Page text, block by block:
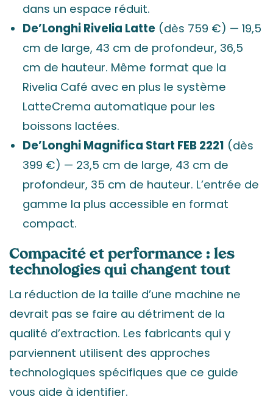
dans un espace réduit.
De’Longhi Rivelia Latte (dès 759 €) — 19,5
cm de large, 43 cm de profondeur, 36,5
cm de hauteur. Même format que la
Rivelia Café avec en plus le système
LatteCrema automatique pour les
boissons lactées.
De’Longhi Magnifica Start FEB 2221 (dès
399 €) — 23,5 cm de large, 43 cm de
profondeur, 35 cm de hauteur. L’entrée de
gamme la plus accessible en format
compact.
Compacité et performance : les
technologies qui changent tout
La réduction de la taille d’une machine ne
devrait pas se faire au détriment de la
qualité d’extraction. Les fabricants qui y
parviennent utilisent des approches
technologiques spécifiques que ce guide
vous aide à identifier.